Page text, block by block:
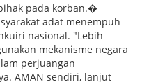
pada korban.�
adat menempuh
nasional. "Lebih
mekanisme negara
perjuangan
AMAN sendiri, lanjut